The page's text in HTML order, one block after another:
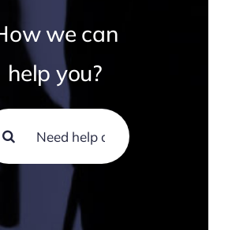
we can
help you?